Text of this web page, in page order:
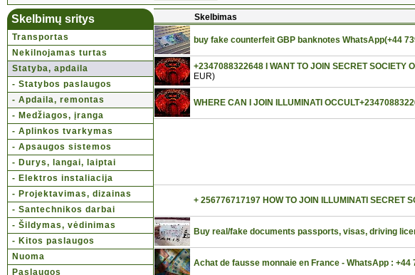
Skelbimų sritys
Transportas
Nekilnojamas turtas
Statyba, apdaila
- Statybos paslaugos
- Apdaila, remontas
- Medžiagos, įranga
- Aplinkos tvarkymas
- Apsaugos sistemos
- Durys, langai, laiptai
- Elektros instaliacija
- Projektavimas, dizainas
- Santechnikos darbai
- Šildymas, vėdinimas
- Kitos paslaugos
Nuoma
Paslaugos
Skelbimas
buy fake counterfeit GBP banknotes WhatsApp(+44
+2347088322648 I WANT TO JOIN SECRET SOCIETY
EUR)
WHERE CAN I JOIN ILLUMINATI
+ 256776717197 HOW TO JOIN ILLUMINATI SECRET
Buy real/fake documents passports, visas, driving
Achat de fausse monnaie en France - WhatsApp :